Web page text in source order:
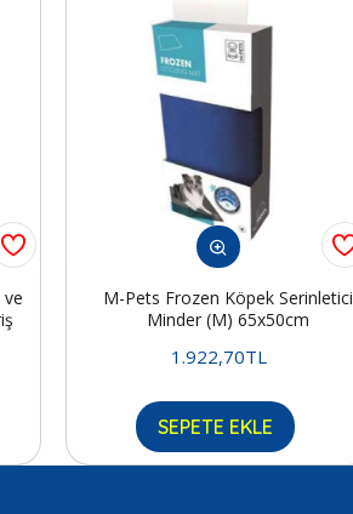
M-Pets Frozen Köpek Serinletici
Minder (M) 65x50cm
1.922,70TL
SEPETE EKLE